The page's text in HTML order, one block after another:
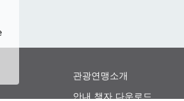
관광연맹소개
안내 책자 다운로드